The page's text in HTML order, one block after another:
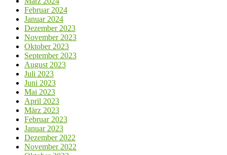
Februar 2024
Januar 2024
Dezember 2023
November 2023
Oktober 2023
September 2023
August 2023
Juli 2023
Juni 2023
Mai 2023
April 2023
März 2023
Februar 2023
Januar 2023
Dezember 2022
November 2022